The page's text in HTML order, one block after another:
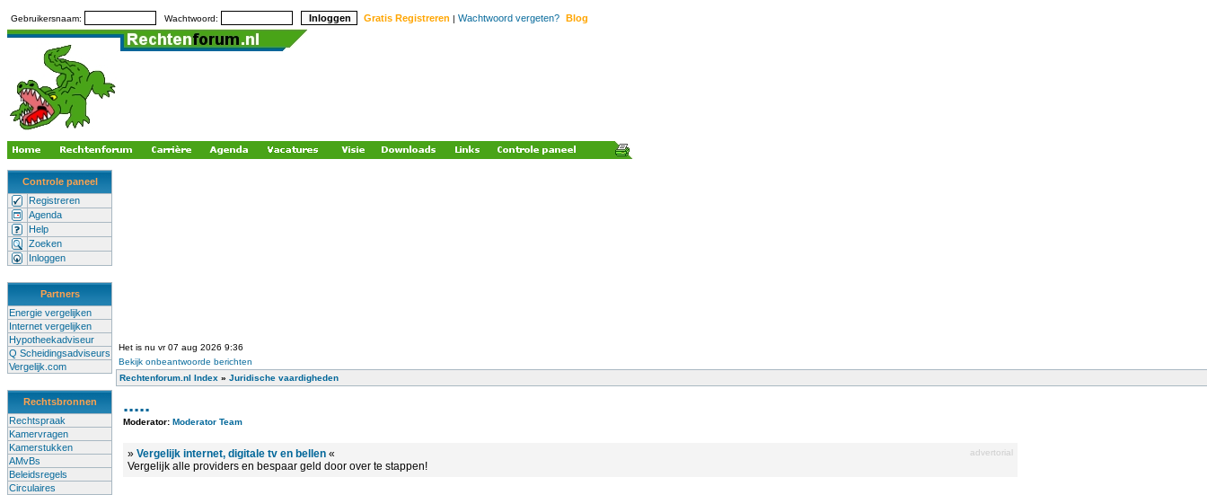
Gebruikersnaam: Wachtwoord: Gratis Registreren | Wachtwoord vergeten? Blog
Controle paneel
Registreren
Agenda
Help
Zoeken
Inloggen
Partners
Energie vergelijken
Internet vergelijken
Hypotheekadviseur
Q Scheidingsadviseurs
Vergelijk.com
Rechtsbronnen
Rechtspraak
Kamervragen
Kamerstukken
AMvBs
Beleidsregels
Circulaires
Het is nu vr 07 aug 2026 9:36
Bekijk onbeantwoorde berichten
Rechtenforum.nl Index » Juridische vaardigheden
.....
Moderator: Moderator Team
» Vergelijk internet, digitale tv en bellen « advertorial
Vergelijk alle providers en bespaar geld door over te stappen!